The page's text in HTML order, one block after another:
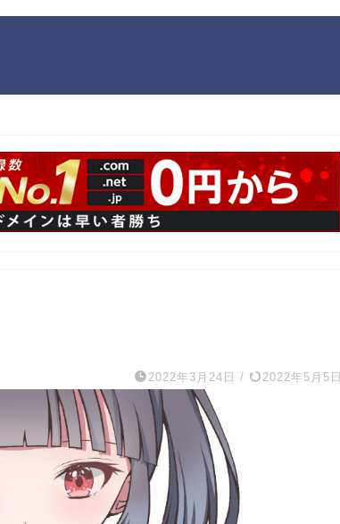
2022年3月24日 / 2022年5月5日